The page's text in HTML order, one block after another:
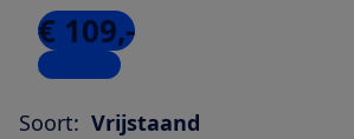
€ 109,-
3 winkels
Soort: Vrijstaand